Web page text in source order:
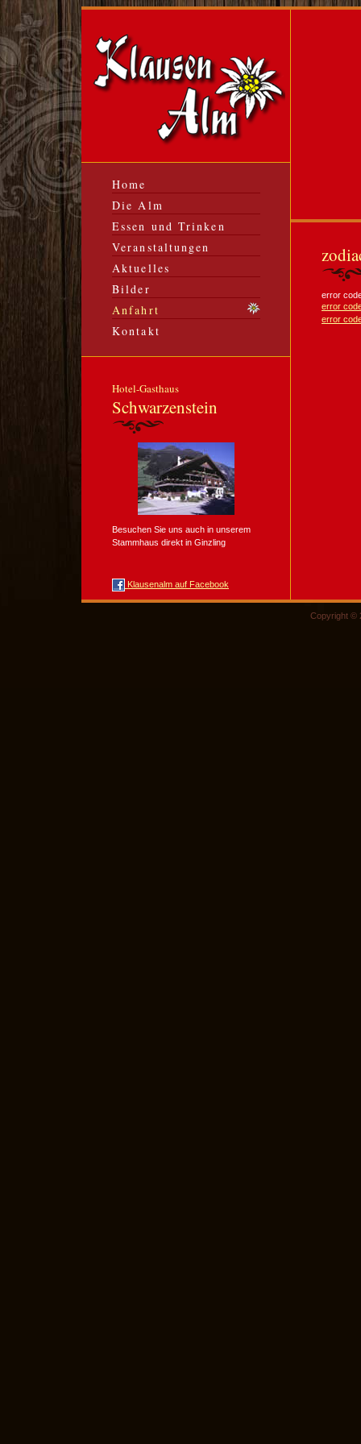
Home
Die Alm
Essen und Trinken
Veranstaltungen
Aktuelles
Bilder
Anfahrt
Kontakt
Hotel-Gasthaus
Schwarzenstein
Besuchen Sie uns auch in unserem
Stammhaus direkt in Ginzling
Klausenalm auf Facebook
error
error
error
Copyright ©